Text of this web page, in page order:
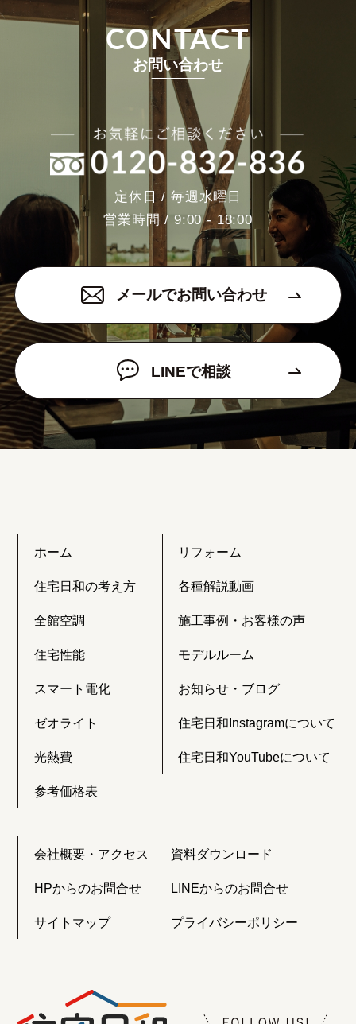
CONTACT
お問い合わせ
定休日 / 毎週水曜日
営業時間 / 9:00 - 18:00
メールでお問い合わせ
LINEで相談
ホーム
住宅日和の考え方
全館空調
住宅性能
スマート電化
ゼオライト
光熱費
参考価格表
リフォーム
各種解説動画
施工事例・お客様の声
モデルルーム
お知らせ・ブログ
住宅日和Instagramについて
住宅日和YouTubeについて
会社概要・アクセス 資料ダウンロード
HPからのお問合せ LINEからのお問合せ
サイトマップ プライバシーポリシー